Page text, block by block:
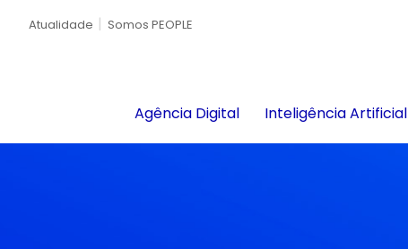
Atualidade Somos PEOPLE
Agência Digital Inteligência Artificial